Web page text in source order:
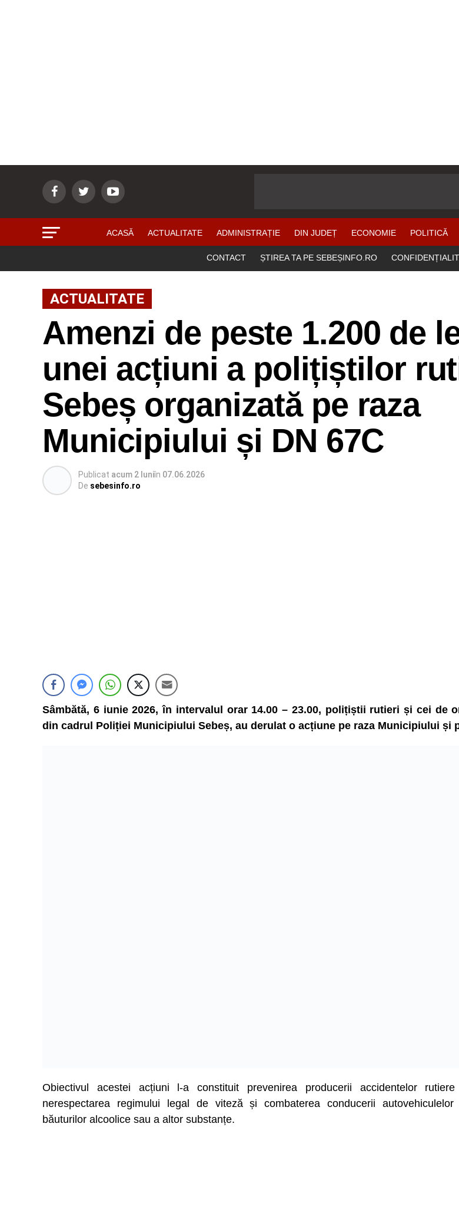
ACASĂ ACTUALITATE ADMINISTRAȚIE DIN JUDEȚ ECONOMIE POLITICĂ
CONTACT ȘTIREA TA PE SEBEȘINFO.RO
ACTUALITATE
Amenzi de peste 1.200 de
unei acțiuni a polițiștilor
Sebeș organizată pe raza
Municipiului și DN 67C
Publicat acum 2 luniîn 07.06.2026
De sebesinfo.ro
Sâmbătă, 6 iunie 2026, în intervalul orar 14.00 – 23.00, polițiștii rutieri și cei de
din cadrul Poliției Municipiului Sebeș, au derulat o acțiune pe raza Municipiului și
Obiectivul acestei acțiuni l-a constituit prevenirea producerii accidentelor
nerespectarea regimului legal de viteză și combaterea conducerii
băuturilor alcoolice sau a altor substanțe.